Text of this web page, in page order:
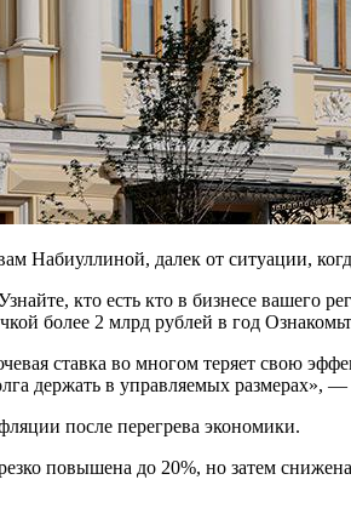
далек от ситуации,
кто есть кто в бизнесе вашего
более 2 млрд рублей в год
ставка во многом теряет свою
держать в управляемых размерах», —
после перегрева экономики.
повышена до 20%, но затем